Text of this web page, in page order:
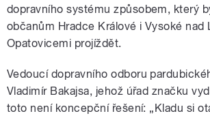
dopravního systému způsobem, který
občanům Hradce Králové i Vysoké nad
Opatovicemi projíždět.
Vedoucí dopravního odboru
Vladimír Bakajsa, jehož úřad značku
toto není koncepční řešení: „Kladu si